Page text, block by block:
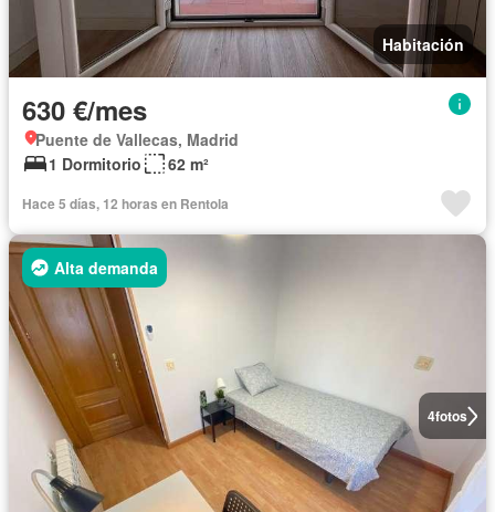
Habitación
630 €/mes
Puente de Vallecas, Madrid
1 Dormitorio
62 m²
Hace 5 días, 12 horas en Rentola
4fotos
Alta demanda